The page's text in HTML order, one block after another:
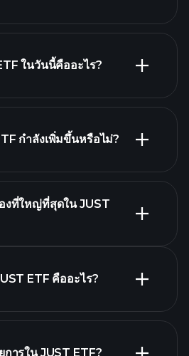
ในวันนี้คืออะไร?
กำลังเพิ่มขึ้นหรือไม่?
งที่ใหญ่ที่สุดใน JUST
ETF คืออะไร?
ารใน JUST ETF?